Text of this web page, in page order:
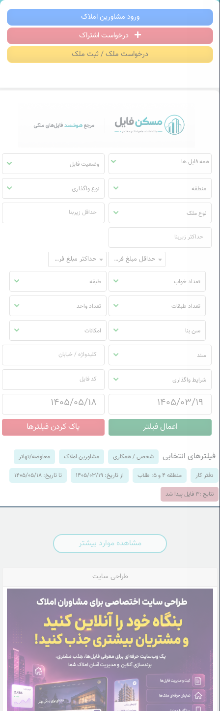
مسکن فایل | خرید، فروش، رهن و اجاره
ورود مشاورین املاک
درخواست اشتراک
درخواست ملک / ثبت ملک
مسکن
فایل
وضعیت فایل
منطقه نوع واگذاری
نوع ملک
حداقل مبلغ فروش حداکثر مبلغ فروش
تعداد خواب طبقه
تعداد طبقات تعداد واحد
سن بنا امکانات
سند
شرایط واگذاری
فیلترهای انتخابی شخصی / همکاری مشاورین املاک معاوضه/تهاتر
دفتر کار منطقه 4 و 5: طلاب از تاریخ: 1405/03/19 تا تاریخ: 1405/05/18
نتایج :3 فایل پیدا شد
مشاهده موارد بیشتر
طراحی سایت